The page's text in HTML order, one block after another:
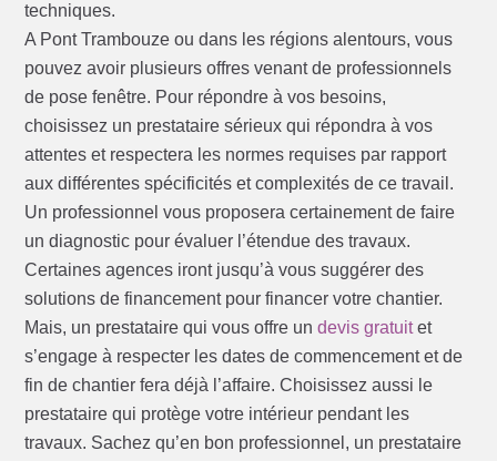
techniques.
A Pont Trambouze ou dans les régions alentours, vous
pouvez avoir plusieurs offres venant de professionnels
de pose fenêtre. Pour répondre à vos besoins,
choisissez un prestataire sérieux qui répondra à vos
attentes et respectera les normes requises par rapport
aux différentes spécificités et complexités de ce travail.
Un professionnel vous proposera certainement de faire
un diagnostic pour évaluer l’étendue des travaux.
Certaines agences iront jusqu’à vous suggérer des
solutions de financement pour financer votre chantier.
Mais, un prestataire qui vous offre undevis gratuitet
s’engage à respecter les dates de commencement et de
fin de chantier fera déjà l’affaire. Choisissez aussi le
prestataire qui protège votre intérieur pendant les
travaux. Sachez qu’en bon professionnel, un prestataire